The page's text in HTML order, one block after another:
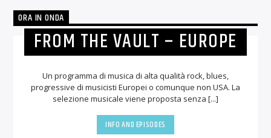
ORA IN ONDA
FROM THE VAULT – EUROPE
Un programma di musica di alta qualità rock, blues,
progressive di musicisti Europei o comunque non USA. La
selezione musicale viene proposta senza [...]
INFO AND EPISODES